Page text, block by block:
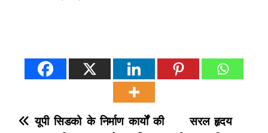
P
सरल हृदय
यूपी सिडको के निर्माण कार्यों की